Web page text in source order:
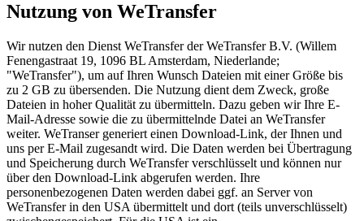
Nutzung von WeTransfer
Wir nutzen den Dienst WeTransfer der WeTransfer B.V. (Willem
Fenengastraat 19, 1096 BL Amsterdam, Niederlande;
"WeTransfer"), um auf Ihren Wunsch Dateien mit einer Größe bis
zu 2 GB zu übersenden. Die Nutzung dient dem Zweck, große
Dateien in hoher Qualität zu übermitteln. Dazu geben wir Ihre E-
Mail-Adresse sowie die zu übermittelnde Datei an WeTransfer
weiter. WeTranser generiert einen Download-Link, der Ihnen und
uns per E-Mail zugesandt wird. Die Daten werden bei Übertragung
und Speicherung durch WeTransfer verschlüsselt und können nur
über den Download-Link abgerufen werden. Ihre
personenbezogenen Daten werden dabei ggf. an Server von
WeTransfer in den USA übermittelt und dort (teils unverschlüsselt)